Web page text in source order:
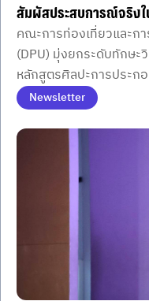
สัมผัสประสบการณ์จริงใ
ทักษะสู่มาตรฐานสากล
คณะการท่องเที่ยวและก
(DPU) มุ่งยกระดับทักษ
หลักสูตรศิลปะการประก
ประเทศสหรัฐอเมริกา เพื่
ผ่านการแข่งขันทำอาหา
อุตสาหกรรมอาหารตะวัน
Newsletter